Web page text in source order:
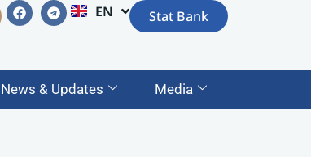
EN
AM Stat Bank
News & Updates Media